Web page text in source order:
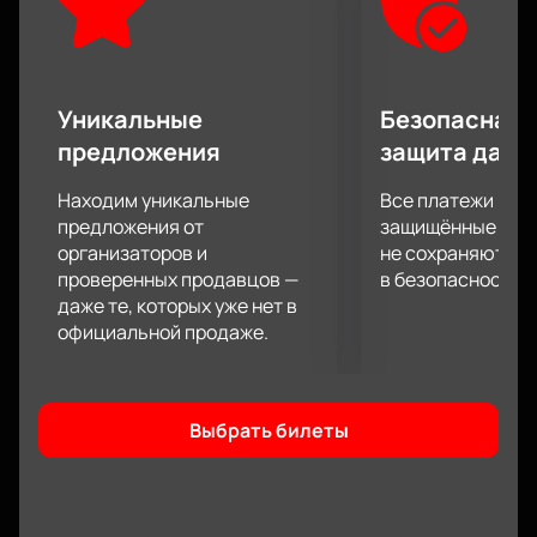
уникален и не похож на предыдущие, поэтому
запасайтесь свободными гигабайтами памяти для
народ.
Уникальные
предложения
Находим уникальные
предложения от
организаторов и
проверенных продавцов —
даже те, которых уже нет в
официальной продаже.
Безопасная
защита
Все платежи
защищённые
не сохраняются
в безопасности.
Выбрать билеты